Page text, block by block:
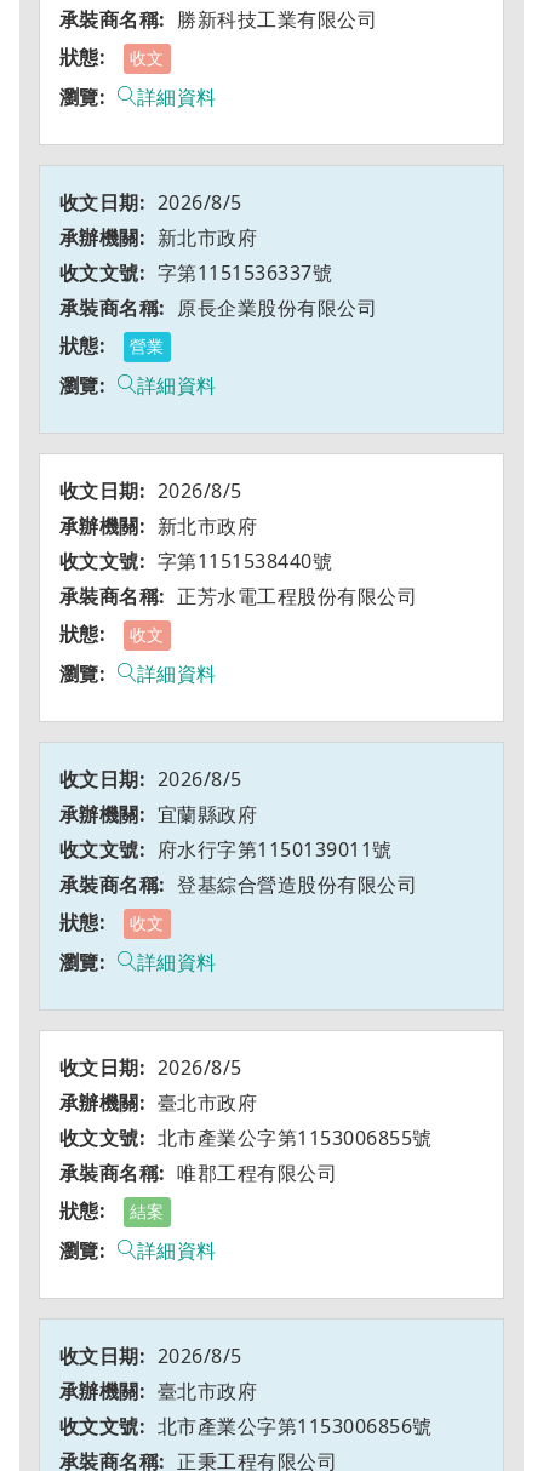
勝新科技工業有限公司
收文
詳細資料
2026/8/5
新北市政府
字第1151536337號
原長企業股份有限公司
營業
詳細資料
2026/8/5
新北市政府
字第1151538440號
正芳水電工程股份有限公司
收文
詳細資料
2026/8/5
宜蘭縣政府
府水行字第1150139011號
登基綜合營造股份有限公司
收文
詳細資料
2026/8/5
臺北市政府
北市產業公字第1153006855號
唯郡工程有限公司
結案
詳細資料
2026/8/5
臺北市政府
北市產業公字第1153006856號
正秉工程有限公司